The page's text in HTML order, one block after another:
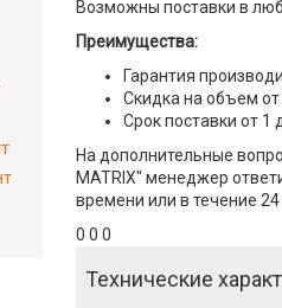
Возможны поставки в
Преимущества:
Гарантия
Скидка на объем от
Срок поставки от 1
На дополнительные
MATRIX" менеджер
времени или в течение
0 0 0
Технические